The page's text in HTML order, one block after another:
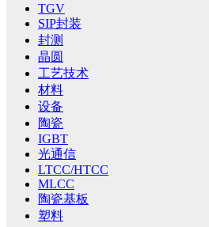
TGV
SIP封装
封测
晶圆
工艺技术
材料
设备
陶瓷
IGBT
光通信
LTCC/HTCC
MLCC
陶瓷基板
塑料